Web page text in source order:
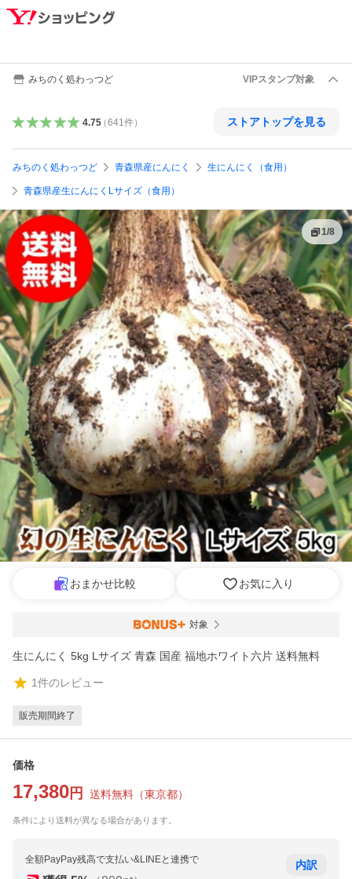
みちのく処わっつど VIPスタンプ対象
4.75（641件） ストアトップを見る
みちのく処わっつど 青森県産にんにく 生にんにく（食用）
青森県産生にんにくLサイズ（食用）
1/8
おまかせ比較 お気に入り
対象
生にんにく 5kg Lサイズ 青森 国産 福地ホワイト六片 送料無料
1件のレビュー
販売期間終了
価格
17,380 円 送料無料 （東京都）
条件により送料が異なる場合があります。
全額PayPay残高で支払い&LINEと連携で 内訳